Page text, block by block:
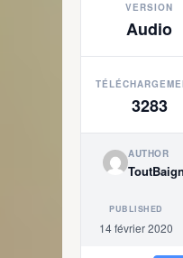
VERSION
Audio
3283
AUTHOR
PUBLISHED
14 février 2020